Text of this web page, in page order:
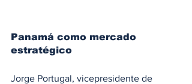
Panamá como mercado
estratégico
Jorge Portugal, vicepresidente de